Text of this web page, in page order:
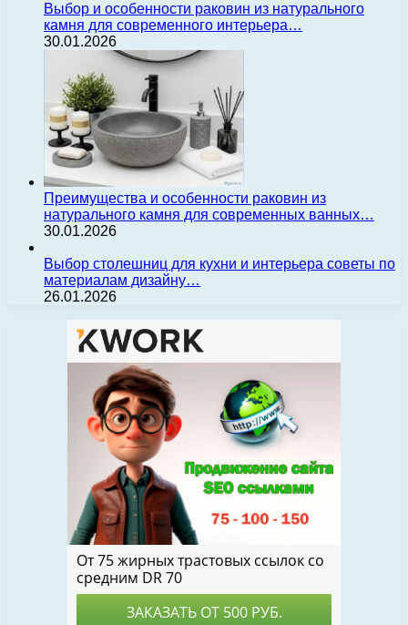
Выбор и особенности раковин из натурального
камня для современного интерьера…
30.01.2026
Преимущества и особенности раковин из
натурального камня для современных ванных…
30.01.2026
Выбор столешниц для кухни и интерьера советы по
материалам дизайну…
26.01.2026